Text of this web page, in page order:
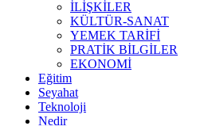
İLİŞKİLER
KÜLTÜR-SANAT
YEMEK TARİFİ
PRATİK BİLGİLER
EKONOMİ
Eğitim
Seyahat
Teknoloji
Nedir